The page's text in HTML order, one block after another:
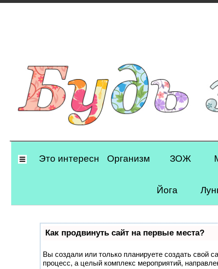
Navigation
Это интересно Организм ЗОЖ
Йога
Как продвинуть сайт на первые места?
Вы создали или только планируете создать свой
процесс, а целый комплекс мероприятий,